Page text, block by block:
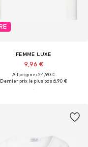
FEMME LUXE
9,96 €
À l'origine : 24,90 €
Dernier prix le plus bas :6,90 €